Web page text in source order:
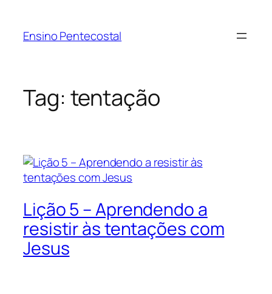
Ensino Pentecostal
Tag: tentação
Lição 5 – Aprendendo a
resistir às tentações com
Jesus